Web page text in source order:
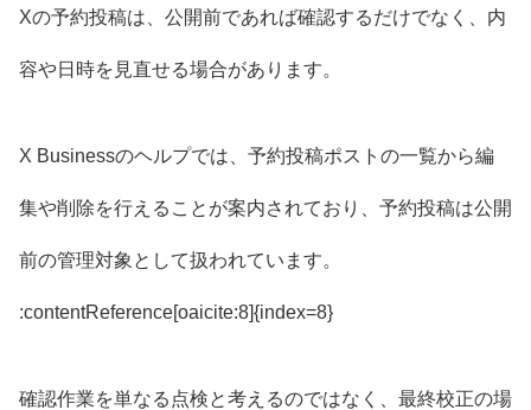
Xの予約投稿は、公開前であれば確認するだけでなく、内
容や日時を見直せる場合があります。
X Businessのヘルプでは、予約投稿ポストの一覧から編
集や削除を行えることが案内されており、予約投稿は公開
前の管理対象として扱われています。
:contentReference[oaicite:8]{index=8}
確認作業を単なる点検と考えるのではなく、最終校正の場